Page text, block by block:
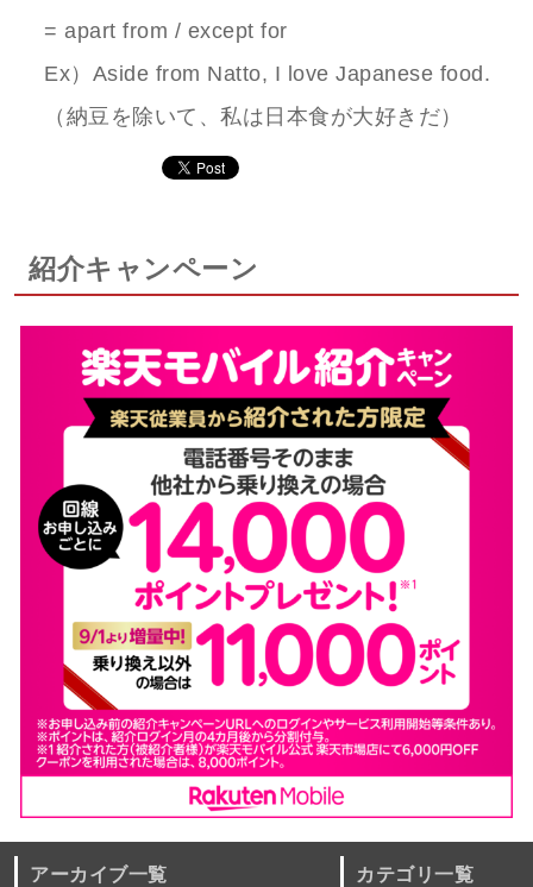
= apart from / except for
Ex）Aside from Natto, I love Japanese food.
（納豆を除いて、私は日本食が大好きだ）
紹介キャンペーン
アーカイブ一覧 カテゴリ一覧